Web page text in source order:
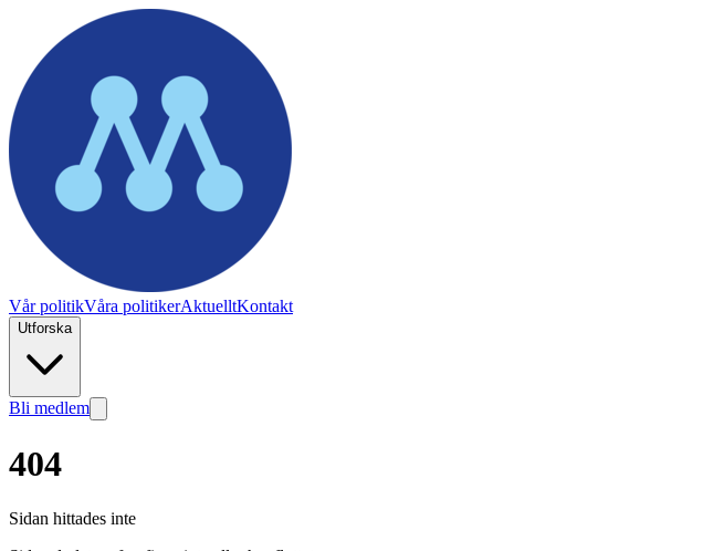
Vår politikVåra politikerAktuelltKontakt
Utforska
Bli medlem
404
Sidan hittades inte